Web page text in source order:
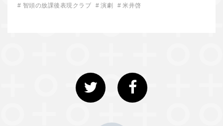
# 智頭の放課後表現クラブ # 演劇 # 米井啓